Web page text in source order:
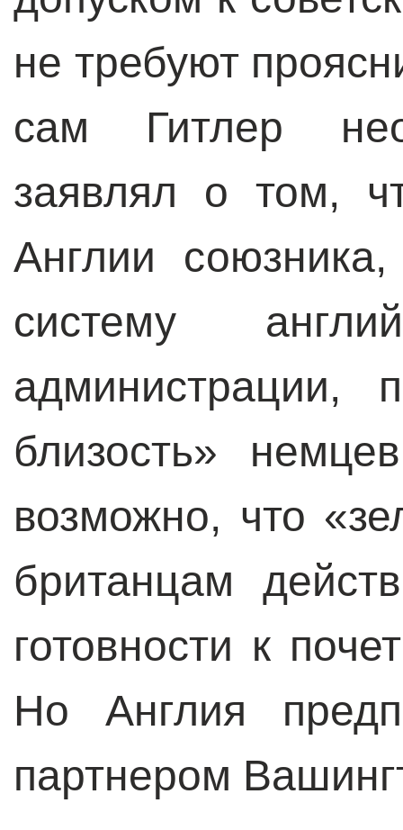
не требуют
сам Гитлер
заявлял о том,
Англии
систему
администрации,
близость»
возможно, что
британцам
готовности к
Но Англия
партнером